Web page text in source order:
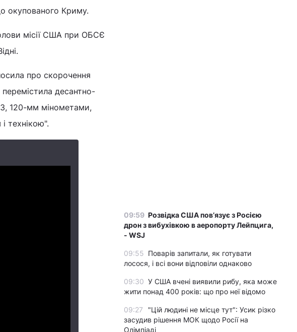
окупованого Криму.
місії США при ОБСЄ
про скорочення
десантно-
120-мм мінометами,
технікою".
09:59 Розвідка США пов’язує з Росією
дрон з вибухівкою в аеропорту Лейпцига,
- WSJ
09:55 Поварів запитали, як готувати
лосося, і всі вони відповіли однаково
09:30 У США вчені виявили рибу, яка може
жити понад 400 років: що про неї відомо
09:27
"Цій людині не місце тут": Усик різко
засудив рішення МОК щодо Росії на
Олімпіаді